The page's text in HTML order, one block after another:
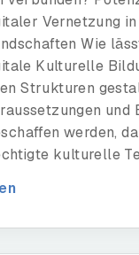
Vernetzung
Wie
Kulturelle
Strukturen
und
werden,
kulturelle